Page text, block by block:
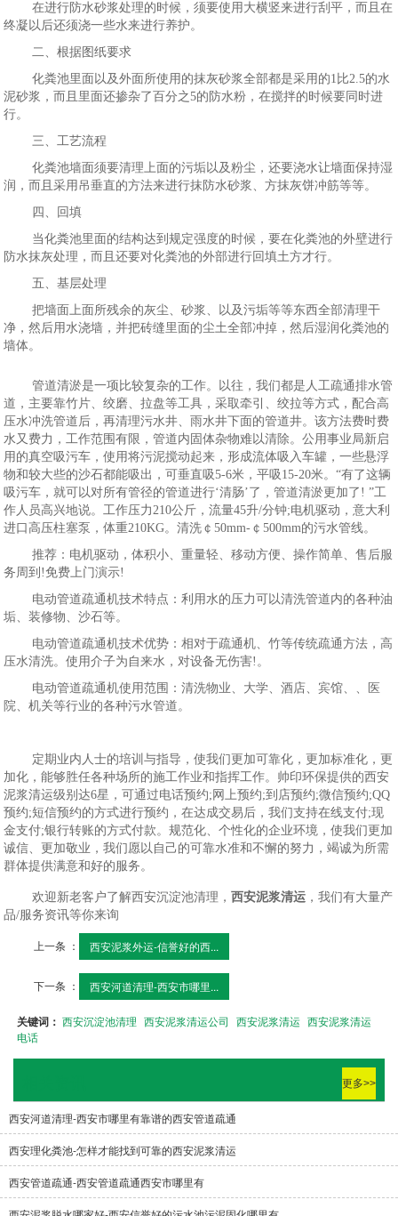
在进行防水砂浆处理的时候，须要使用大横竖来进行刮平，而且在
终凝以后还须浇一些水来进行养护。
二、根据图纸要求
化粪池里面以及外面所使用的抹灰砂浆全部都是采用的1比2.5的水
泥砂浆，而且里面还掺杂了百分之5的防水粉，在搅拌的时候要同时进
行。
三、工艺流程
化粪池墙面须要清理上面的污垢以及粉尘，还要浇水让墙面保持湿
润，而且采用吊垂直的方法来进行抹防水砂浆、方抹灰饼冲筋等等。
四、回填
当化粪池里面的结构达到规定强度的时候，要在化粪池的外壁进行
防水抹灰处理，而且还要对化粪池的外部进行回填土方才行。
五、基层处理
把墙面上面所残余的灰尘、砂浆、以及污垢等等东西全部清理干
净，然后用水浇墙，并把砖缝里面的尘土全部冲掉，然后湿润化粪池的
墙体。
管道清淤是一项比较复杂的工作。以往，我们都是人工疏通排水管
道，主要靠竹片、绞磨、拉盘等工具，采取牵引、绞拉等方式，配合高
压水冲洗管道后，再清理污水井、雨水井下面的管道井。该方法费时费
水又费力，工作范围有限，管道内固体杂物难以清除。公用事业局新启
用的真空吸污车，使用将污泥搅动起来，形成流体吸入车罐，一些悬浮
物和较大些的沙石都能吸出，可垂直吸5-6米，平吸15-20米。“有了这辆
吸污车，就可以对所有管径的管道进行‘清肠’了，管道清淤更加了! ”工
作人员高兴地说。工作压力210公斤，流量45升/分钟;电机驱动，意大利
进口高压柱塞泵，体重210KG。清洗￠50mm-￠500mm的污水管线。
推荐：电机驱动，体积小、重量轻、移动方便、操作简单、售后服
务周到!免费上门演示!
电动管道疏通机技术特点：利用水的压力可以清洗管道内的各种油
垢、装修物、沙石等。
电动管道疏通机技术优势：相对于疏通机、竹等传统疏通方法，高
压水清洗。使用介子为自来水，对设备无伤害!。
电动管道疏通机使用范围：清洗物业、大学、酒店、宾馆、、医
院、机关等行业的各种污水管道。
定期业内人士的培训与指导，使我们更加可靠化，更加标准化，更
加化，能够胜任各种场所的施工作业和指挥工作。帅印环保提供的西安
泥浆清运级别达6星，可通过电话预约;网上预约;到店预约;微信预约;QQ
预约;短信预约的方式进行预约，在达成交易后，我们支持在线支付;现
金支付;银行转账的方式付款。规范化、个性化的企业环境，使我们更加
诚信、更加敬业，我们愿以自己的可靠水准和不懈的努力，竭诚为所需
群体提供满意和好的服务。
欢迎新老客户了解西安沉淀池清理， 西安泥浆清运 ，我们有大量产
品/服务资讯等你来询
上一条 ： 西安泥浆外运-信誉好的西...
下一条 ： 西安河道清理-西安市哪里...
关键词：西安沉淀池清理 西安泥浆清运公司 西安泥浆清运 西安泥浆清运
电话
更多>>
西安河道清理-西安市哪里有靠谱的西安管道疏通
西安理化粪池-怎样才能找到可靠的西安泥浆清运
西安管道疏通-西安管道疏通西安市哪里有